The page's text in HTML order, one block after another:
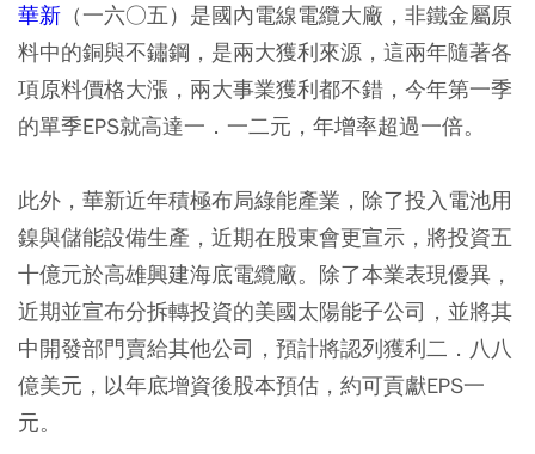
華新 （一六○五）是國內電線電纜大廠，非鐵金屬原
料中的銅與不鏽鋼，是兩大獲利來源，這兩年隨著各
項原料價格大漲，兩大事業獲利都不錯，今年第一季
的單季EPS就高達一．一二元，年增率超過一倍。
此外，華新近年積極布局綠能產業，除了投入電池用
鎳與儲能設備生產，近期在股東會更宣示，將投資五
十億元於高雄興建海底電纜廠。除了本業表現優異，
近期並宣布分拆轉投資的美國太陽能子公司，並將其
中開發部門賣給其他公司，預計將認列獲利二．八八
億美元，以年底增資後股本預估，約可貢獻EPS一
元。